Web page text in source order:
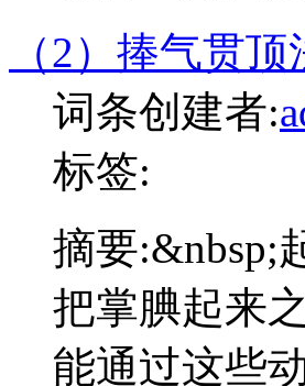
（2）捧气贯
词条创建者:
标签:
摘要:&nbsp;
把掌腆起来
能通过这些